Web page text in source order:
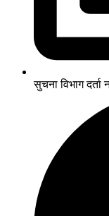
सुचना विभाग